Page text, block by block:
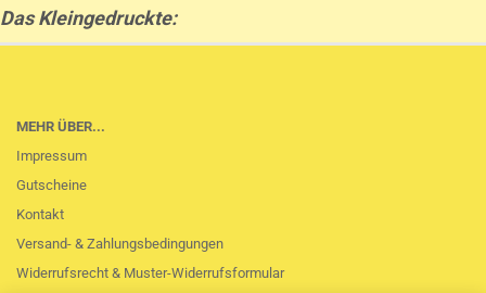
Das Kleingedruckte:
MEHR ÜBER...
Impressum
Gutscheine
Kontakt
Versand- & Zahlungsbedingungen
Widerrufsrecht & Muster-Widerrufsformular